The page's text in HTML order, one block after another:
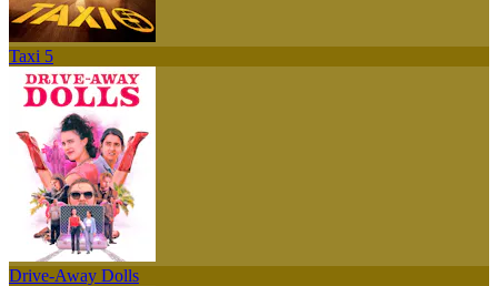
Taxi 5
Drive-Away Dolls